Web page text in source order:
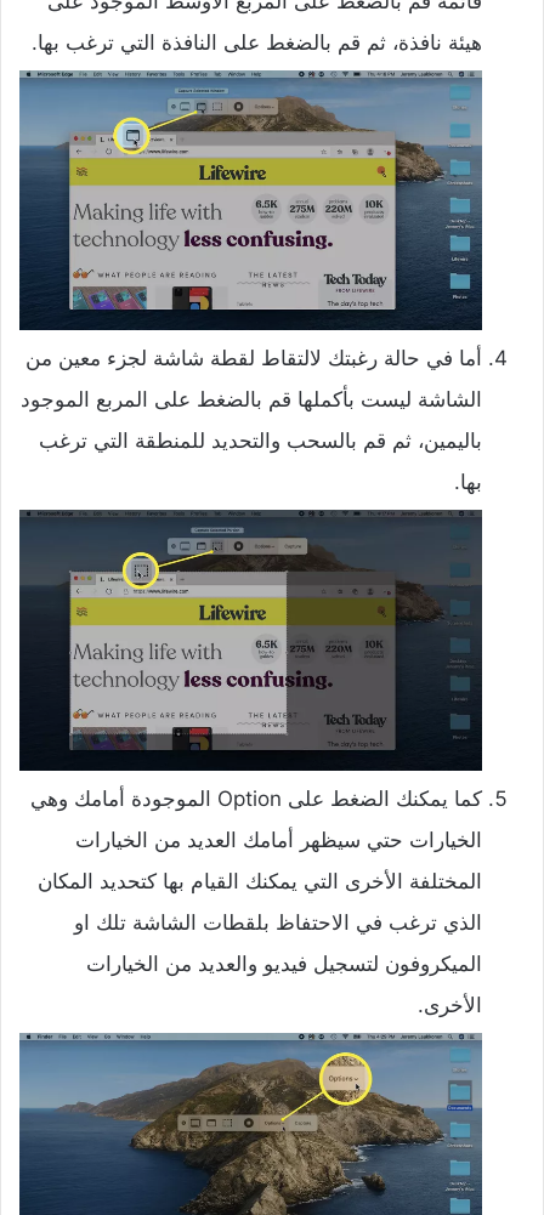
هيئة نافذة، ثم قم بالضغط على النافذة التي ترغب بها.
أما في حالة رغبتك لالتقاط لقطة شاشة لجزء معين من
الشاشة ليست بأكملها قم بالضغط على المربع الموجود
باليمين، ثم قم بالسحب والتحديد للمنطقة التي ترغب
بها.
كما يمكنك الضغط على Option الموجودة أمامك وهي
الخيارات حتي سيظهر أمامك العديد من الخيارات
المختلفة الأخرى التي يمكنك القيام بها كتحديد المكان
الذي ترغب في الاحتفاظ بلقطات الشاشة تلك او
الميكروفون لتسجيل فيديو والعديد من الخيارات
الأخرى.